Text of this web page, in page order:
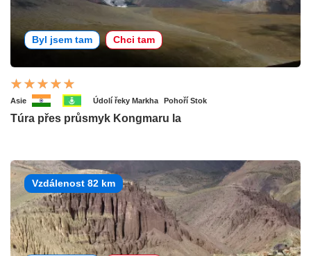
Byl jsem tam Chci tam
Asie Údolí řeky Markha Pohoří Stok
Túra přes průsmyk Kongmaru la
Vzdálenost 82 km